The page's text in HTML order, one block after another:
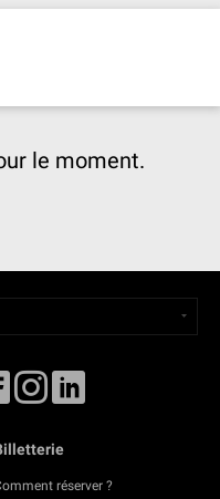
le moment.
réserver ?